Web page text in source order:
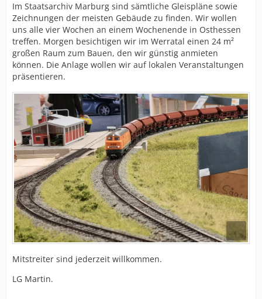
Im Staatsarchiv Marburg sind sämtliche Gleispläne sowie
Zeichnungen der meisten Gebäude zu finden. Wir wollen
uns alle vier Wochen an einem Wochenende in Osthessen
treffen. Morgen besichtigen wir im Werratal einen 24 m²
großen Raum zum Bauen, den wir günstig anmieten
können. Die Anlage wollen wir auf lokalen Veranstaltungen
präsentieren.
Mitstreiter sind jederzeit willkommen.
LG Martin.